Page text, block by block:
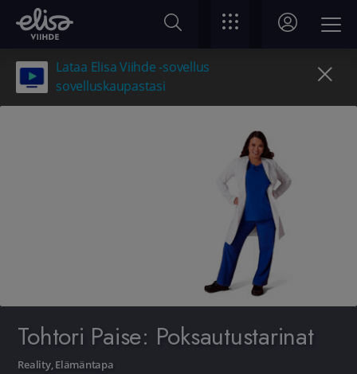
Lataa Elisa Viihde -sovellus
sovelluskaupastasi
Tohtori Paise: Poksautustarinat
Reality,Elämäntapa